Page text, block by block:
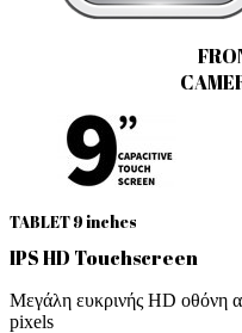
TABLET 9 inches
IPS HD Touchscreen
Μεγάλη ευκρινής HD οθόνη
pixels